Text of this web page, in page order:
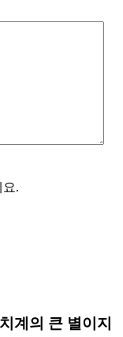
.
계의 큰 별이지